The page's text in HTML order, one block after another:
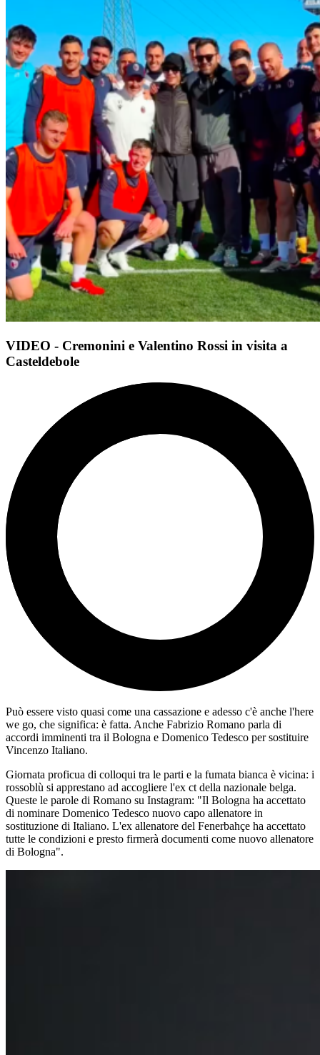
VIDEO - Cremonini e Valentino Rossi in visita a
Casteldebole
Può essere visto quasi come una cassazione e adesso c'è anche l'here
we go, che significa: è fatta. Anche Fabrizio Romano parla di
accordi imminenti tra il Bologna e Domenico Tedesco per sostituire
Vincenzo Italiano.
Giornata proficua di colloqui tra le parti e la fumata bianca è vicina: i
rossoblù si apprestano ad accogliere l'ex ct della nazionale belga.
Queste le parole di Romano su Instagram: "Il Bologna ha accettato
di nominare Domenico Tedesco nuovo capo allenatore in
sostituzione di Italiano. L'ex allenatore del Fenerbahçe ha accettato
tutte le condizioni e presto firmerà documenti come nuovo allenatore
di Bologna".